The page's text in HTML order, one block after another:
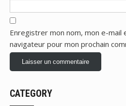
Enregistrer mon nom, mon e-mail
navigateur pour mon prochain
CATEGORY